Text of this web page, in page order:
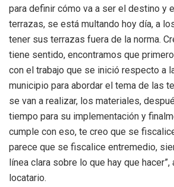
para definir cómo va a ser el destino y
terrazas, se está multando hoy día, a
tener sus terrazas fuera de la norma.
tiene sentido, encontramos que
con el trabajo que se inició respecto a
municipio para abordar el tema de las
se van a realizar, los materiales,
tiempo para su implementación y
cumple con eso, te creo que se
parece que se fiscalice entremedio,
línea clara sobre lo que hay que hacer”,
locatario.